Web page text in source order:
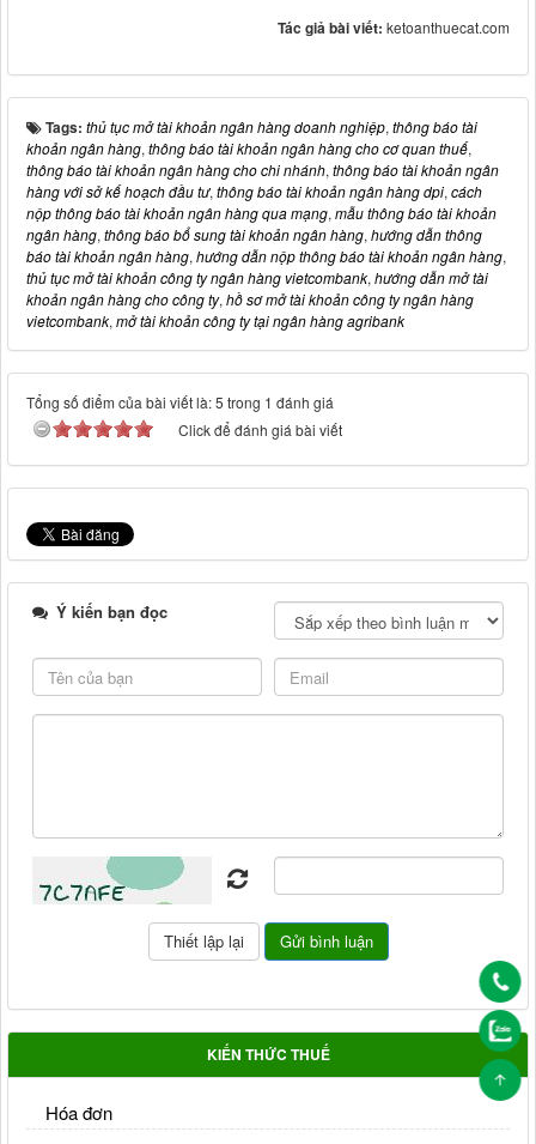
Tác giả bài viết: ketoanthuecat.com
Tags: thủ tục mở tài khoản ngân hàng doanh nghiệp, thông báo tài
khoản ngân hàng, thông báo tài khoản ngân hàng cho cơ quan thuế,
thông báo tài khoản ngân hàng cho chi nhánh, thông báo tài khoản ngân
hàng với sở kế hoạch đầu tư, thông báo tài khoản ngân hàng dpi, cách
nộp thông báo tài khoản ngân hàng qua mạng, mẫu thông báo tài khoản
ngân hàng, thông báo bổ sung tài khoản ngân hàng, hướng dẫn thông
báo tài khoản ngân hàng, hướng dẫn nộp thông báo tài khoản ngân hàng,
thủ tục mở tài khoản công ty ngân hàng vietcombank, hướng dẫn mở tài
khoản ngân hàng cho công ty, hồ sơ mở tài khoản công ty ngân hàng
vietcombank, mở tài khoản công ty tại ngân hàng agribank
Tổng số điểm của bài viết là: 5 trong 1 đánh giá
Click để đánh giá bài viết
Ý kiến bạn đọc
KIẾN THỨC THUẾ
Hóa đơn